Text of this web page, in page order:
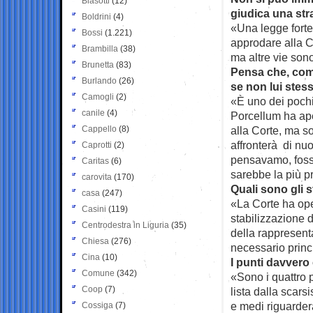
giudica una
«Una legge
approdare alla
ma altre vie
Pensa che,
se non lui
«È uno dei
Porcellum ha
alla Corte, ma
affronterà di
pensavamo,
sarebbe la più
Quali sono gli
«La Corte ha
stabilizzazione
della
necessario
I punti
«Sono i quattro
lista dalla
e medi
Boldrini (4)
Bossi (1.221)
Brambilla (38)
Brunetta (83)
Burlando (26)
Camogli (2)
canile (4)
Cappello (8)
Caprotti (2)
Caritas (6)
carovita (170)
casa (247)
Casini (119)
Centrodestra in Liguria (35)
Chiesa (276)
Cina (10)
Comune (342)
Coop (7)
Cossiga (7)